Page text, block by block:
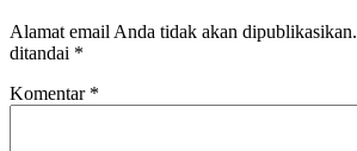
Alamat email Anda tidak akan dipublikasikan.
ditandai *
Komentar *